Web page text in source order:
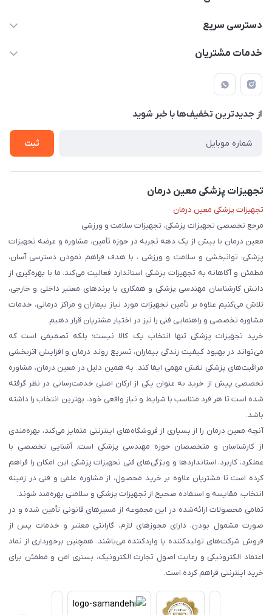
09171843500 و 07152240182
دسترسی سریع
حساب کاربری
لیست محصولات
درباره ما
خدمات مشتریان
راهنما
قوانین و مقررات
حریم خصوصی
از جدید‌ترین تخفیف‌ها با‌ خبر شوید
ثبت
تجهیزات پزشکی معین درمان
تجهیزات پزشکی معین درمان
مرجع تخصصی تجهیزات پزشکی، تجهیزات سلامت و ورزشی
معین درمان با بیش از یک دهه تجربه در حوزه تأمین، مشاوره و عرضه تجهیزات
پزشکی، توانبخشی و سلامت و ورزشی ، با هدف فراهم نمودن دسترسی آسان،
مطمئن و آگاهانه به تجهیزات پزشکی استاندارد فعالیت می‌کند. ما با بهره‌گیری از
دانش کارشناسان مهندسی پزشکی و همکاری با برندهای معتبر داخلی و خارجی،
تلاش می‌کنیم علاوه بر تأمین تجهیزات مورد نیاز بیماران و مراکز درمانی، خدمات
مشاوره تخصصی و راهنمایی فنی را نیز در اختیار مشتریان قرار دهیم.
خرید تجهیزات پزشکی تنها انتخاب یک کالا نیست؛ بلکه تصمیمی است که
می‌تواند در بهبود کیفیت زندگی بیماران، تسریع روند درمان و افزایش اثربخشی
مراقبت‌های پزشکی نقش مهمی ایفا کند. به همین دلیل در معین درمان، مشاوره
تخصصی پیش از خرید به عنوان یکی از ارکان اصلی خدمت‌رسانی در نظر گرفته
شده است تا هر فرد متناسب با شرایط و نیاز واقعی خود، بهترین انتخاب را داشته
باشد.
آنچه معین درمان را از بسیاری از فروشگاه‌های اینترنتی متمایز می‌کند، بهره‌مندی
از کارشناسان و متخصصان حوزه مهندسی پزشکی است. آشنایی تخصصی با
عملکرد، کاربرد، استانداردها و ویژگی‌های فنی تجهیزات پزشکی این امکان را فراهم
کرده است تا مشتریان علاوه بر خرید محصول، از مشاوره علمی و فنی در زمینه
انتخاب، مقایسه و استفاده صحیح از تجهیزات پزشکی و سلامتی بهره‌مند شوند.
تمامی محصولات ارائه‌شده در این مجموعه از مسیرهای قانونی تأمین شده و در
صورت مشمول بودن، دارای مجوزهای لازم، گارانتی معتبر و خدمات پس از
فروش شرکت‌های تولیدکننده یا واردکننده می‌باشند. همچنین برخورداری از نماد
اعتماد الکترونیکی و رعایت اصول تجارت الکترونیک، بستری امن و مطمئن برای
خرید اینترنتی فراهم کرده است.